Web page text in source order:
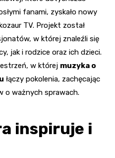
fanami, zyskało nowy
TV. Projekt został
w której znaleźli się
jak i rodzice oraz ich dzieci.
w której muzyka o
łączy pokolenia, zachęcając
o ważnych sprawach.
inspiruje i